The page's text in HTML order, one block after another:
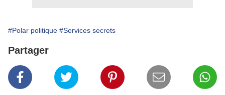
#Polar politique #Services secrets
Partager